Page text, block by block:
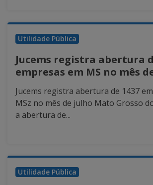
Utilidade Pública
Jucems registra abertura
empresas em MS no mês
Jucems registra abertura de 1437
MSz no mês de julho Mato Grosso
a abertura de...
Utilidade Pública